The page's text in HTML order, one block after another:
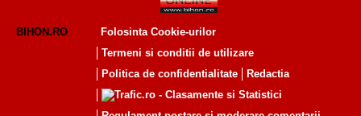
BIHON.RO
Folosinta Cookie-urilor
Termeni si conditii de utilizare
Politica de confidentialitate
Redactia